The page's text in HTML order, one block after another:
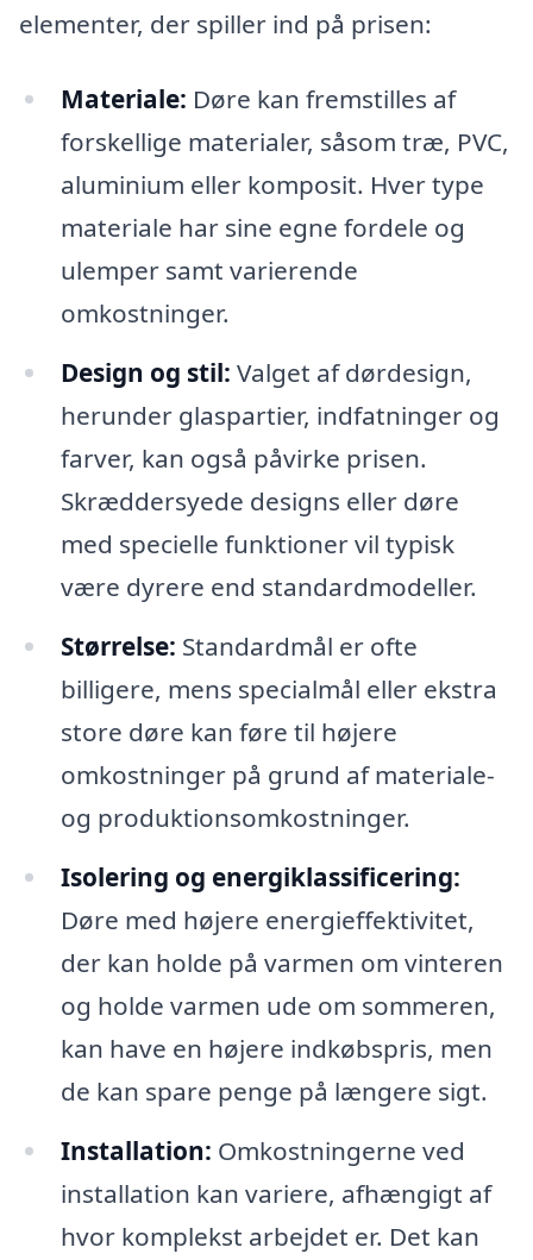
elementer, der spiller ind på prisen:
Materiale: Døre kan fremstilles af
forskellige materialer, såsom træ, PVC,
aluminium eller komposit. Hver type
materiale har sine egne fordele og
ulemper samt varierende
omkostninger.
Design og stil: Valget af dørdesign,
herunder glaspartier, indfatninger og
farver, kan også påvirke prisen.
Skræddersyede designs eller døre
med specielle funktioner vil typisk
være dyrere end standardmodeller.
Størrelse: Standardmål er ofte
billigere, mens specialmål eller ekstra
store døre kan føre til højere
omkostninger på grund af materiale-
og produktionsomkostninger.
Isolering og energiklassificering:
Døre med højere energieffektivitet,
der kan holde på varmen om vinteren
og holde varmen ude om sommeren,
kan have en højere indkøbspris, men
de kan spare penge på længere sigt.
Installation: Omkostningerne ved
installation kan variere, afhængigt af
hvor komplekst arbejdet er. Det kan